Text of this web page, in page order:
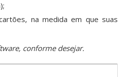
na medida em que suas
conforme desejar.